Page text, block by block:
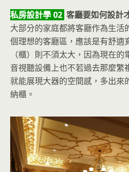
私房設計學 02 客廳要如何設計
大部分的家庭都將客廳作為生活
個理想的客廳區，應該是有舒適
（櫃）則不須太大，因為現在
音視聽設備上也不若過去那麼繁
就能展現大器的空間感，多出來
納櫃。